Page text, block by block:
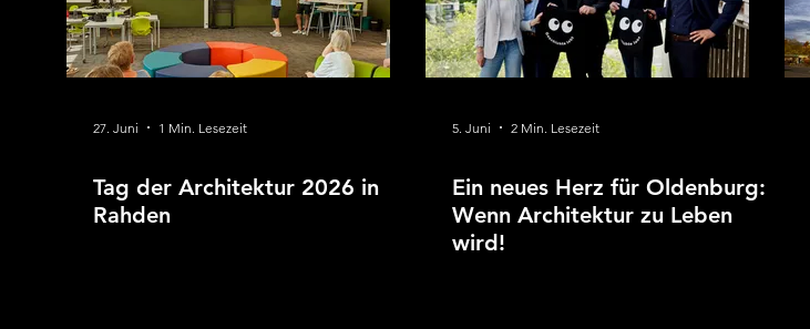
27. Juni 1 Min. Lesezeit
Tag der Architektur 2026 in
Rahden
5. Juni 2 Min. Lesezeit
Ein neues Herz für Oldenburg:
Wenn Architektur zu Leben
wird!